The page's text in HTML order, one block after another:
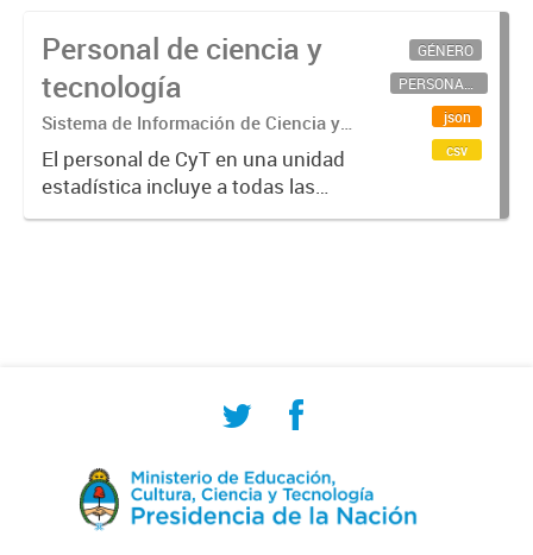
Personal de ciencia y
tecnología
Sistema de Información de Ciencia y
Tecnología Argentino (SICYTAR)
El personal de CyT en una unidad
estadística incluye a todas las
personas involucradas
GÉNERO
PERSONAL CIENTÍFICO-TECNOLÓGICO
json
csv